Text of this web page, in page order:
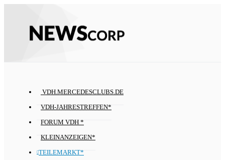
VDH.MERCEDESCLUBS.DE
VDH-JAHRESTREFFEN*
FORUM VDH *
KLEINANZEIGEN*
TEILEMARKT*